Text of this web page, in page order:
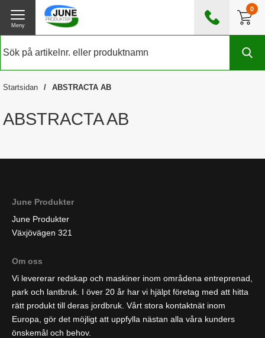
0
0476 - 185560
Meny
Startsidan ABSTRACTA AB
ABSTRACTA AB
June Produkter
June Produkter
Växjövägen 321
Om oss
Vi levererar redskap och maskiner inom områdena entreprenad,
park och lantbruk. I över 20 år har vi hjälpt företag med att hitta
rätt produkt till deras jordbruk. Vårt stora kontaktnät inom
Europa, gör det möjligt att uppfylla nästan alla våra kunders
önskemål och behov.